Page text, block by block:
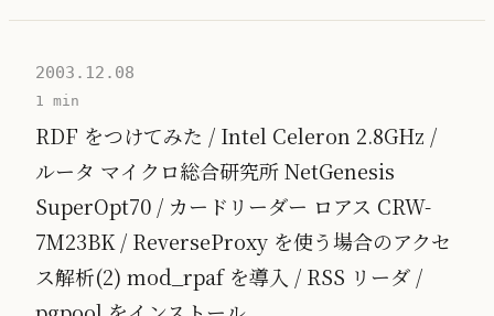
2003.12.08
1 min
RDF をつけてみた / Intel Celeron 2.8GHz /
ルータ マイクロ総合研究所 NetGenesis
SuperOpt70 / カードリーダー ロアス CRW-
7M23BK / ReverseProxy を使う場合のアクセ
ス解析(2) mod_rpaf を導入 / RSS リーダ /